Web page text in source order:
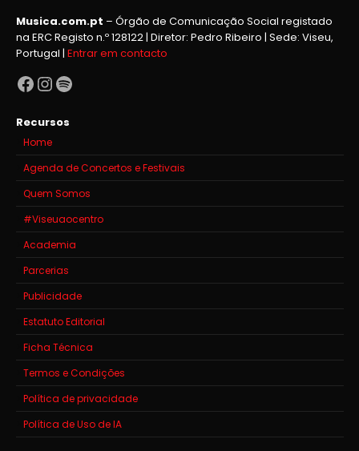
Musica.com.pt – Órgão de Comunicação Social registado
na ERC Registo n.º 128122 | Diretor: Pedro Ribeiro | Sede: Viseu,
Portugal | Entrar em contacto
Facebook
Instagram
Spotify
Recursos
Home
Agenda de Concertos e Festivais
Quem Somos
#Viseuaocentro
Academia
Parcerias
Publicidade
Estatuto Editorial
Ficha Técnica
Termos e Condições
Política de privacidade
Política de Uso de IA